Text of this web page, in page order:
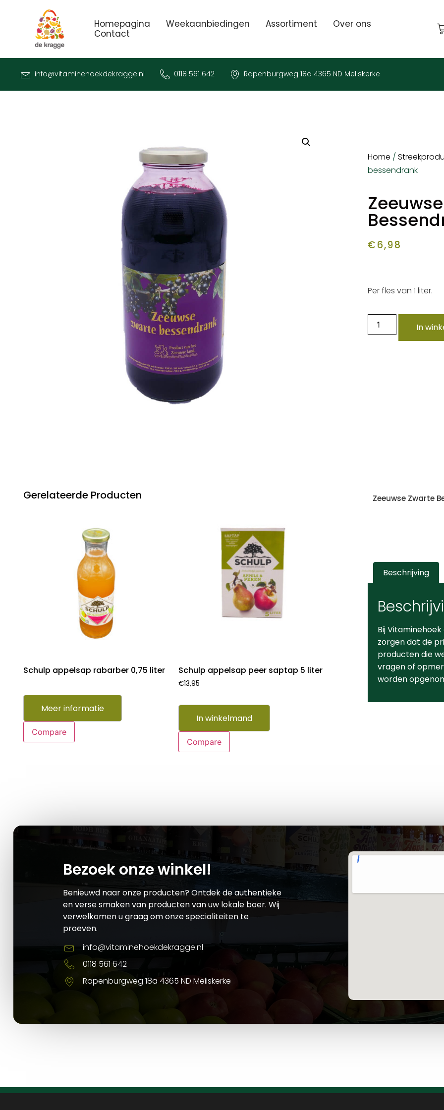
Homepagina Weekaanbiedingen Assortiment
Over ons
Contact
info@vitaminehoekdekragge.nl 0118 561 642 Rapenburgweg 18a 4365 ND Meliskerke
Home /
bessendrank
€6,98
Per fles van 1 liter.
In
Gerelateerde Producten
Schulp appelsap rabarber 0,75 liter
Meer informatie
Compare
Schulp appelsap peer saptap 5 liter
€13,95
In winkelmand
Compare
Zeeuwse Zwarte
Beschrijving
Bij
zorgen dat de
producten die
vragen of
worden
Bezoek onze winkel!
Benieuwd naar onze producten? Ontdek de authentieke
en verse smaken van producten van uw lokale boer. Wij
verwelkomen u graag om onze specialiteiten te
proeven.
info@vitaminehoekdekragge.nl
0118 561 642
Rapenburgweg 18a 4365 ND Meliskerke